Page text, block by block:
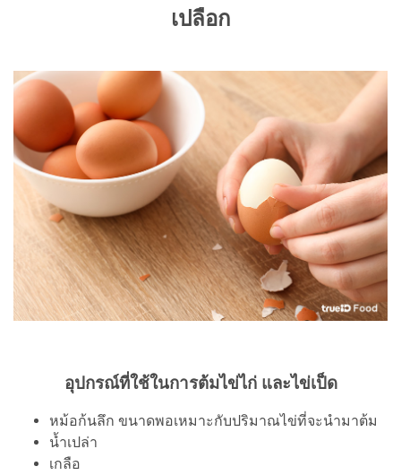
เปลือก
อุปกรณ์ที่ใช้ในการต้มไข่ไก่ และไข่เป็ด
หม้อก้นลึก ขนาดพอเหมาะกับปริมาณไข่ที่จะนำมาต้ม
น้ำเปล่า
เกลือ